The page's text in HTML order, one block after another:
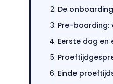
AI Coach Talli
Alle
De
Pre-boarding:
Eerste dag en
Einde